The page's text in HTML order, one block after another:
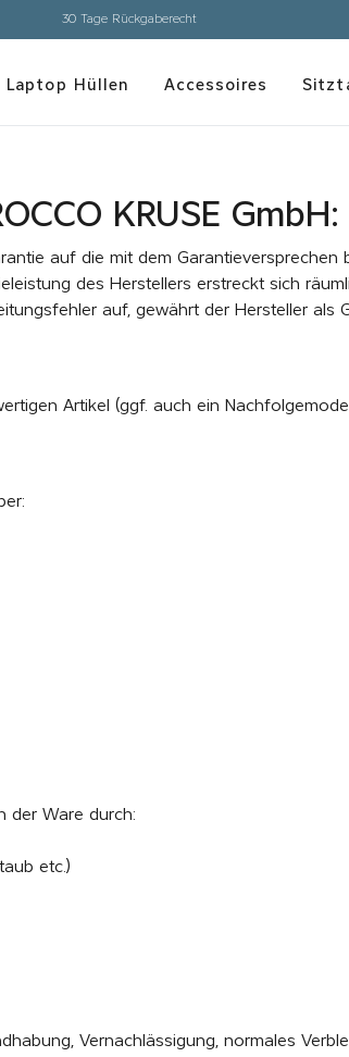
innerhalb Deutschlands und Österreichs ab 150,00 €
Laptop Hüllen Accessoires
KRUSE GmbH:
auf die mit dem
des Herstellers erstreckt sich
auf, gewährt der Hersteller als
Artikel (ggf. auch ein
der Ware durch:
etc.)
Vernachlässigung, normales